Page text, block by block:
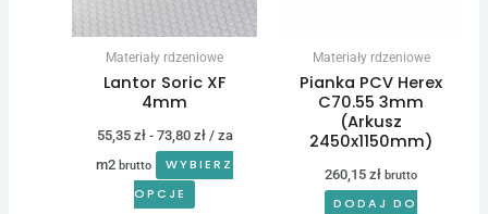
Materiały rdzeniowe
Lantor Soric XF
4mm
55,35 zł- 73,80 zł/ za
m2brutto
WYBIERZ
OPCJE
Materiały rdzeniowe
Pianka PCV Herex
C70.55 3mm
(Arkusz
2450x1150mm)
260,15zł brutto
DODAJ DO